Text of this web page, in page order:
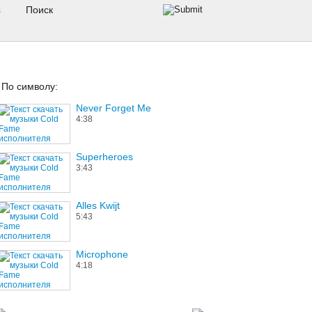
По символу:
Never Forget Me
4:38
Superheroes
3:43
Alles Kwijt
5:43
Microphone
4:18